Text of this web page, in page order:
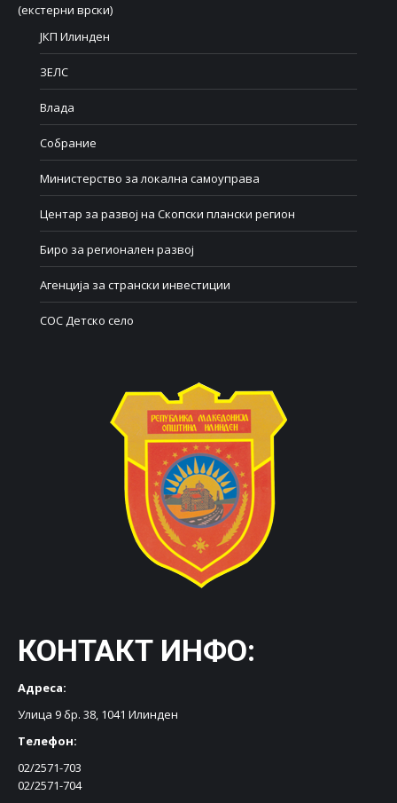
(екстерни врски)
ЈКП Илинден
ЗЕЛС
Влада
Собрание
Министерство за локална самоуправа
Центар за развој на Скопски плански регион
Биро за регионален развој
Агенција за странски инвестиции
СОС Детско село
КОНТАКТ ИНФО:
Адреса:
Улица 9 бр. 38, 1041 Илинден
Телефон:
02/2571-703
02/2571-704